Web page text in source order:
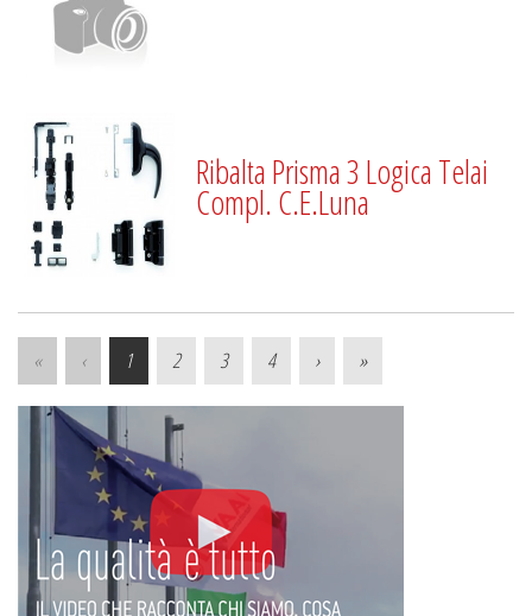
Ribalta Prisma 3 Logica Telai
Compl. C.E.Luna
« ‹ 1 2 3 4 › »